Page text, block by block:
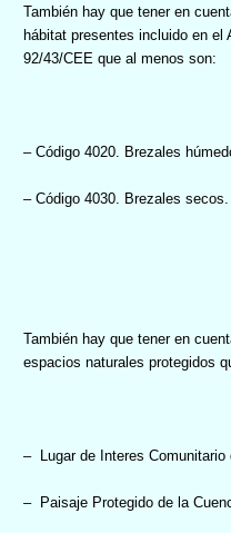
También hay que tener en
hábitat presentes incluido en el
92/43/CEE que al menos son:
– Código 4020. Brezales
– Código 4030. Brezales secos.
También hay que tener en
espacios naturales protegidos
– Lugar de Interes
– Paisaje Protegido de la